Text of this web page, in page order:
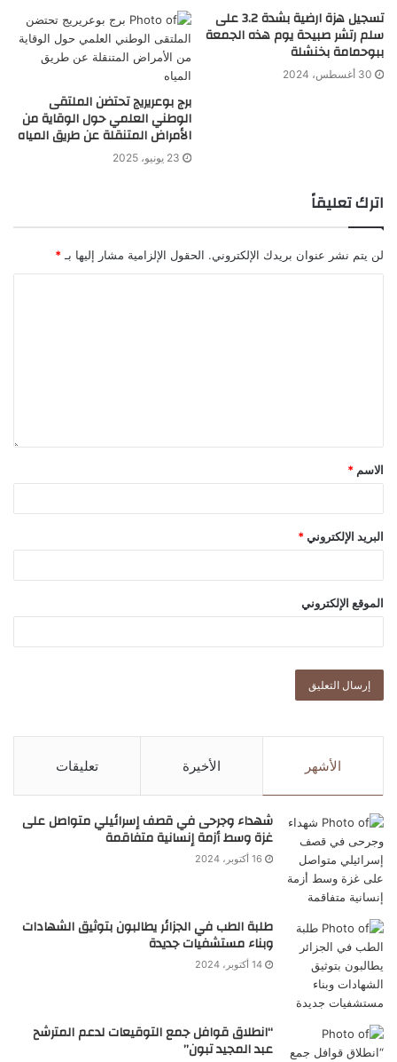
تسجيل هزة ارضية بشدة 3.2 على
سلم رتشر صبيحة يوم هذه الجمعة
ببوحمامة بخنشلة
30 أغسطس، 2024
برج بوعريريج تحتضن الملتقى
الوطني العلمي حول الوقاية من
الأمراض المتنقلة عن طريق المياه
23 يونيو، 2025
اترك تعليقاً
لن يتم نشر عنوان بريدك الإلكتروني. الحقول الإلزامية مشار إليها بـ *
الاسم *
البريد الإلكتروني *
الموقع الإلكتروني
الأشهر الأخيرة تعليقات
شهداء وجرحى في قصف إسرائيلي متواصل على
غزة وسط أزمة إنسانية متفاقمة
16 أكتوبر، 2024
طلبة الطب في الجزائر يطالبون بتوثيق الشهادات
وبناء مستشفيات جديدة
14 أكتوبر، 2024
“انطلاق قوافل جمع التوقيعات لدعم المترشح
عبد المجيد تبون”